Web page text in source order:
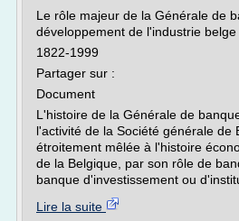
Le rôle majeur de la Générale de
développement de l'industrie belge
1822-1999
Partager sur :
Document
L'histoire de la Générale de
l'activité de la Société générale de
étroitement mêlée à l'histoire
de la Belgique, par son rôle de
banque d'investissement ou
Lire la suite